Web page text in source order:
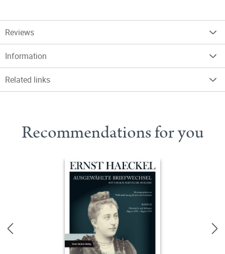
Reviews
Information
Related links
Recommendations for you